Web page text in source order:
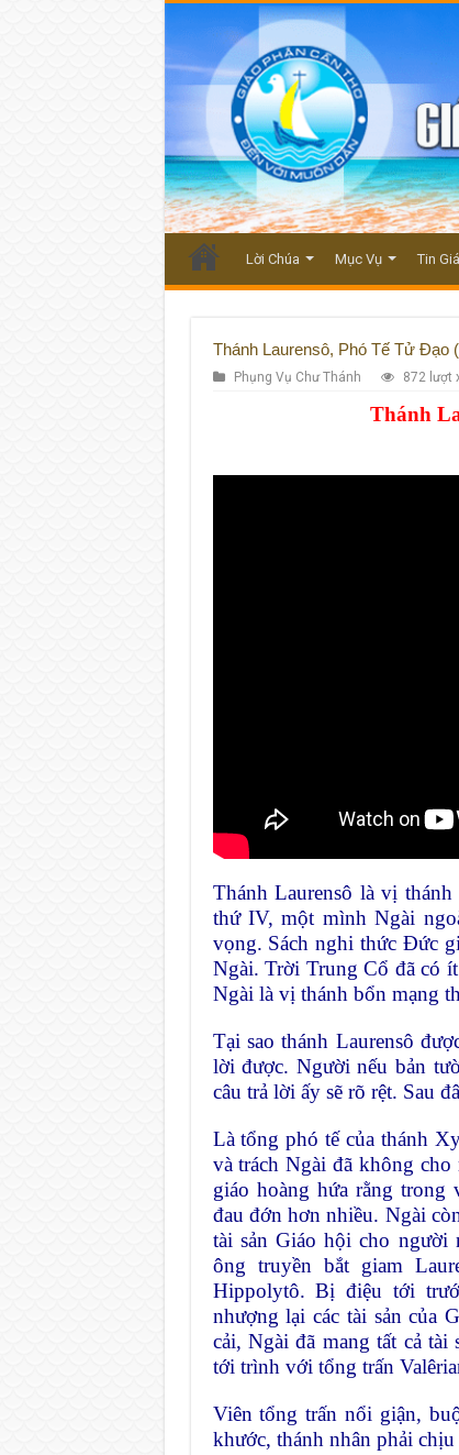
Lời Chúa Mục Vụ Tin
Thánh Laurensô, Phó Tế Tử Đạo
Phụng Vụ Chư Thánh 872 lượt
Thánh
Thánh Laurensô là vị
thứ IV, một mình Ngài
vọng. Sách nghi thức Đức
Ngài. Trời Trung Cổ đã có
Ngài là vị thánh bổn mạng
Tại sao thánh Laurensô
lời được. Người nếu bản
câu trả lời ấy sẽ rõ rệt. Sau
Là tổng phó tế của thánh
và trách Ngài đã không
giáo hoàng hứa rằng
đau đớn hơn nhiều. Ngài
tài sản Giáo hội cho
ông truyền bắt giam
Hippolytô. Bị điệu tới
nhượng lại các tài sản của
cải, Ngài đã mang tất cả
tới trình với tổng trấn
Viên tổng trấn nổi giận,
khước, thánh nhân phải